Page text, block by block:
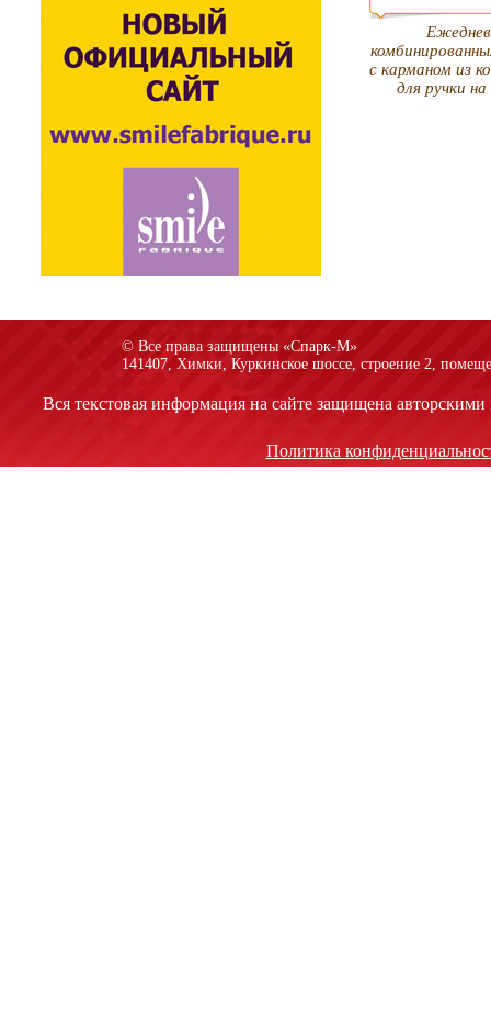
с карманом из
для ручки
© Все права защищены «Спарк-M»
141407, Химки, Куркинское шоссе, строение 2,
Вся текстовая информация на сайте защищена
Политика